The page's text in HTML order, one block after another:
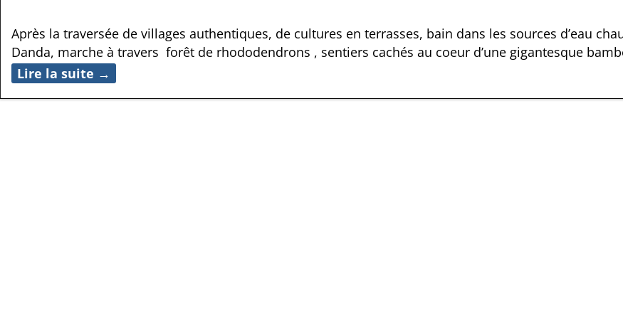
Après la traversée de villages authentiques, de cultures en terrasses, bain dans les sources d’eau
Danda, marche à travers forêt de rhododendrons , sentiers cachés au coeur d’une gigantesque
Lire la suite →